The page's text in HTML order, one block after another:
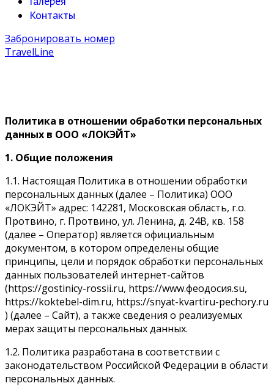
Контакты
Забронировать номер
TravelLine
Политика в отношении обработки персональных
данных в ООО «ЛОКЭЙТ»
1. Общие положения
1.1. Настоящая Политика в отношении обработки
персональных данных (далее – Политика) ООО
«ЛОКЭЙТ» адрес: 142281, Московская область, г.о.
Протвино, г. Протвино, ул. Ленина, д. 24В, кв. 158
(далее – Оператор) является официальным
документом, в котором определены общие
принципы, цели и порядок обработки персональных
данных пользователей интернет-сайтов
(https://gostinicy-rossii.ru, https://www.феодосия.su,
https://koktebel-dim.ru, https://snyat-kvartiru-pechory.ru
) (далее – Сайт), а также сведения о реализуемых
мерах защиты персональных данных.
1.2. Политика разработана в соответствии с
законодательством Российской Федерации в области
персональных данных.